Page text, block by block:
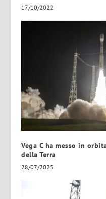
17/10/2022
Vega C ha messo in
della Terra
28/07/2025